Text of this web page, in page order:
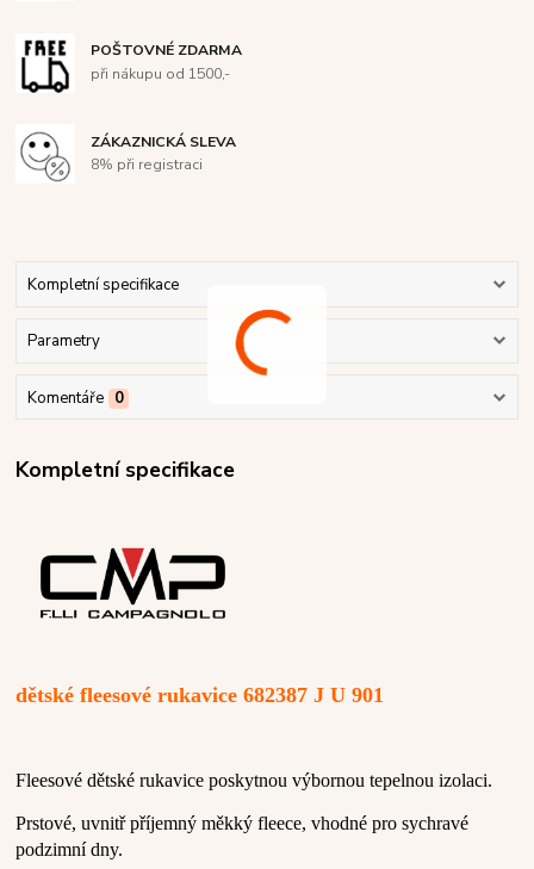
POŠTOVNÉ ZDARMA
při nákupu od 1500,-
ZÁKAZNICKÁ SLEVA
8% při registraci
Kompletní specifikace
Parametry
Komentáře 0
Kompletní specifikace
dětské fleesové rukavice 682387 J U 901
Fleesové dětské rukavice poskytnou výbornou tepelnou izolaci.
Prstové, uvnitř příjemný měkký fleece, vhodné pro sychravé
podzimní dny.